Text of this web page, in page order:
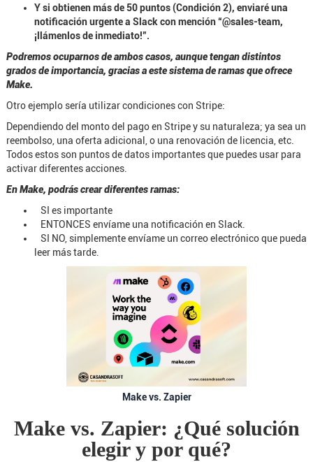
Y si obtienen más de 50 puntos (Condición 2), enviaré una
notificación urgente a Slack con mención “@sales-team,
¡llámenlos de inmediato!”.
Podremos ocuparnos de ambos casos, aunque tengan distintos
grados de importancia, gracias a este sistema de ramas que ofrece
Make.
Otro ejemplo sería utilizar condiciones con Stripe:
Dependiendo del monto del pago en Stripe y su naturaleza; ya sea un
reembolso, una oferta adicional, o una renovación de licencia, etc.
Todos estos son puntos de datos importantes que puedes usar para
activar diferentes acciones.
En Make, podrás crear diferentes ramas:
SI es importante
ENTONCES envíame una notificación en Slack.
SI NO, simplemente envíame un correo electrónico que pueda
leer más tarde.
Make vs. Zapier
Make vs. Zapier: ¿Qué solución
elegir y por qué?